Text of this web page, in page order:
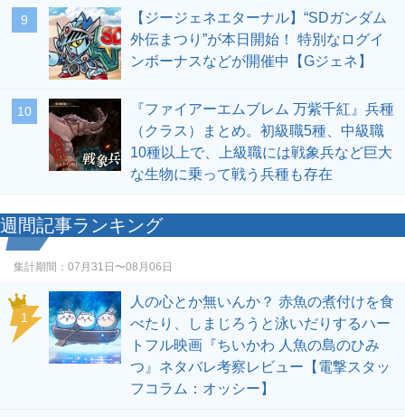
9
【ジージェネエターナル】“SDガンダム
外伝まつり”が本日開始！ 特別なログイ
ンボーナスなどが開催中【Gジェネ】
10
『ファイアーエムブレム 万紫千紅』兵種
（クラス）まとめ。初級職5種、中級職
10種以上で、上級職には戦象兵など巨大
な生物に乗って戦う兵種も存在
週間記事ランキング
集計期間： 07月31日〜08月06日
1
人の心とか無いんか？ 赤魚の煮付けを食
べたり、しまじろうと泳いだりするハー
トフル映画『ちいかわ 人魚の島のひみ
つ』ネタバレ考察レビュー【電撃スタッ
フコラム：オッシー】